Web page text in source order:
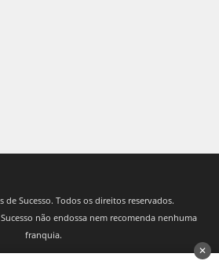
de Sucesso. Todos os direitos reservados.
não endossa nem recomenda nenhuma
franquia.
✕